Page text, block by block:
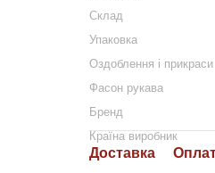
Склад
Упаковка
Оздоблення і прикраси
Фасон рукава
Бренд
Країна виробник
Доставка